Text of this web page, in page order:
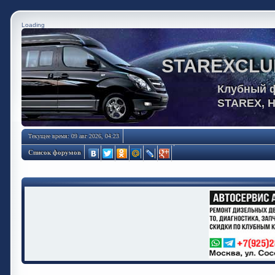
Loading
Клубный
STAREX,
Текущее время: 09 авг 2026, 04:23
Список форумов